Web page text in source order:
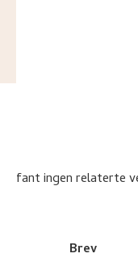
fant ingen relaterte
Brev